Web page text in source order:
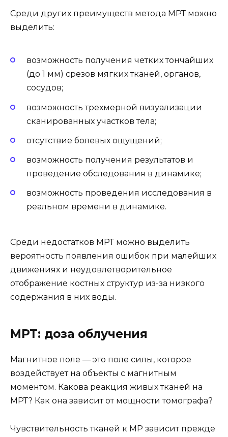
Среди других преимуществ метода МРТ можно
выделить:
возможность получения четких тончайших
(до 1 мм) срезов мягких тканей, органов,
сосудов;
возможность трехмерной визуализации
сканированных участков тела;
отсутствие болевых ощущений;
возможность получения результатов и
проведение обследования в динамике;
возможность проведения исследования в
реальном времени в динамике.
Среди недостатков МРТ можно выделить
вероятность появления ошибок при малейших
движениях и неудовлетворительное
отображение костных структур из-за низкого
содержания в них воды.
МРТ: доза облучения
Магнитное поле — это поле силы, которое
воздействует на объекты с магнитным
моментом. Какова реакция живых тканей на
МРТ? Как она зависит от мощности томографа?
Чувствительность тканей к МР зависит прежде